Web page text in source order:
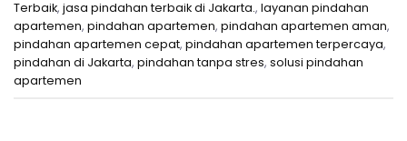
Terbaik, jasa pindahan terbaik di Jakarta., layanan pindahan
apartemen, pindahan apartemen, pindahan apartemen aman,
pindahan apartemen cepat, pindahan apartemen terpercaya,
pindahan di Jakarta, pindahan tanpa stres, solusi pindahan
apartemen